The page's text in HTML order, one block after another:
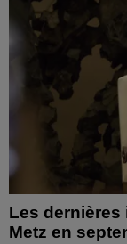
Les dernières
Metz en